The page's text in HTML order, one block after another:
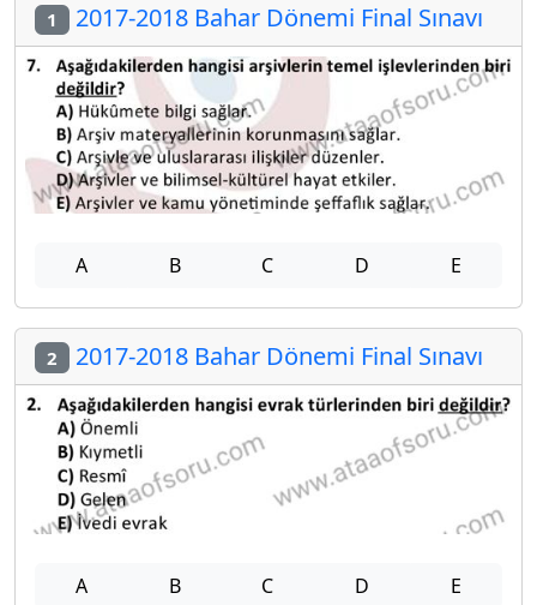
1 2017-2018 Bahar Dönemi Final Sınavı
A B C D E
2 2017-2018 Bahar Dönemi Final Sınavı
A B C D E